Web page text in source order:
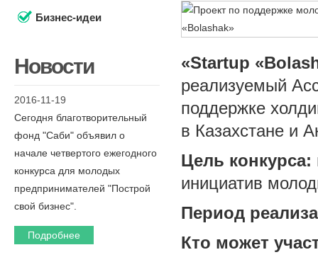
Бизнес-идеи
Новости
2016-11-19
Сегодня благотворительный
фонд "Саби" объявил о
начале четвертого ежегодного
конкурса для молодых
предпринимателей "Построй
свой бизнес".
Подробнее
«Startup
реализуемый
поддержке
в Казахстане и
Цель конкурса:
инициатив
Период
Кто может